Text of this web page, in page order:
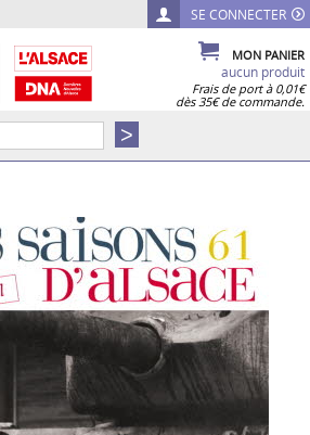
SE CONNECTER
MON PANIER
aucun produit
Frais de port à 0,01€
dès 35€ de commande.